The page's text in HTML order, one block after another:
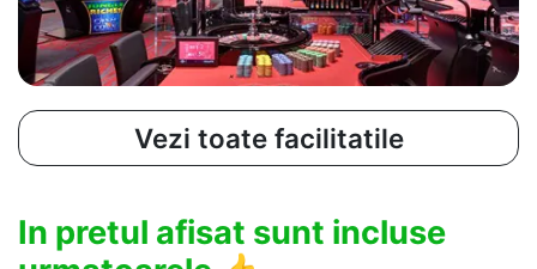
Vezi toate facilitatile
In pretul afisat sunt incluse